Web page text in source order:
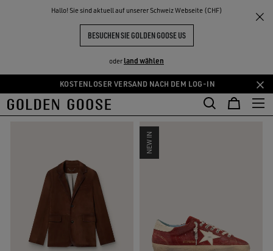
Hallo! Sie sind aktuell auf unserer Schweiz Webseite (CHF)
BESUCHEN SIE GOLDEN GOOSE US
oder land wählen
Zum
Hauptinhalt
Zum
Footer-
KOSTENLOSER VERSAND NACH DEM LOG-IN
ERLEBNISSE THE
COMMUNITY
Herbst/Winter-Kollektion
NEUE KOLLEKTION HERREN
FILTERN UND SORTIEREN
NEW IN